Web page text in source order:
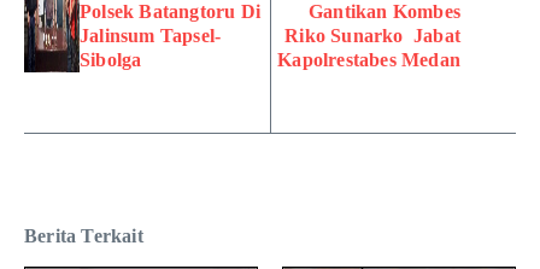
Polsek Batangtoru Di
Jalinsum Tapsel-
Sibolga
Gantikan Kombes
Riko Sunarko Jabat
Kapolrestabes Medan
Berita Terkait